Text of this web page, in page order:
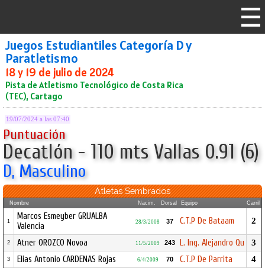
Juegos Estudiantiles Categoría D y
Paratletismo
18 y 19 de julio de 2024
Pista de Atletismo Tecnológico de Costa Rica
(TEC), Cartago
19/07/2024 a las 07:40
Puntuación
Decatlón - 110 mts Vallas 0.91 (6)
D, Masculino
Atletas Sembrados
Nombre Nacim. Dorsal Equipo Carril
1
Marcos Esmeyber GRIJALBA
Valencia
28/3/2008 37 C.T.P De Bataam 2
2 Atner OROZCO Novoa 11/5/2009 243 L. Ing. Alejandro Qu 3
3 Elias Antonio CARDENAS Rojas 6/4/2009 70 C.T.P De Parrita 4